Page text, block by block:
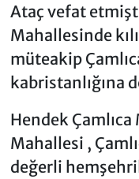
Ataç vefat
Mahallesinde
müteakip
kabristanlığına
Hendek
Mahallesi ,
değerli